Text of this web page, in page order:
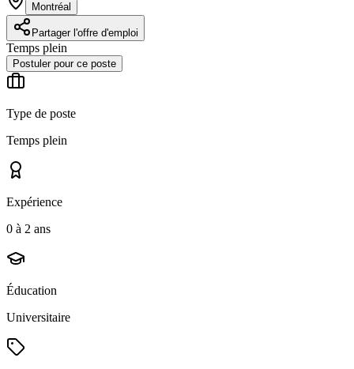
Montréal
Partager l'offre d'emploi
Temps plein
Postuler pour ce poste
Type de poste
Temps plein
Expérience
0 à 2 ans
Éducation
Universitaire